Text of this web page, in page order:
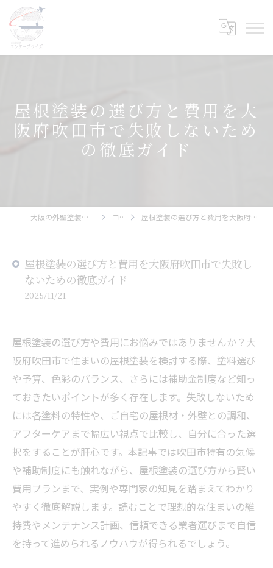
屋根塗装の選び方と費用を大
阪府吹田市で失敗しないため
の徹底ガイド
大阪の外壁塗装ならエンタープライズ コラム 屋根塗装の選び方と費用を大阪府吹田市で失敗しないための徹底ガイド
屋根塗装の選び方と費用を大阪府吹田市で失敗し
ないための徹底ガイド
2025/11/21
屋根塗装の選び方や費用にお悩みではありませんか？大
阪府吹田市で住まいの屋根塗装を検討する際、塗料選び
や予算、色彩のバランス、さらには補助金制度など知っ
ておきたいポイントが多く存在します。失敗しないため
には各塗料の特性や、ご自宅の屋根材・外壁との調和、
アフターケアまで幅広い視点で比較し、自分に合った選
択をすることが肝心です。本記事では吹田市特有の気候
や補助制度にも触れながら、屋根塗装の選び方から賢い
費用プランまで、実例や専門家の知見を踏まえてわかり
やすく徹底解説します。読むことで理想的な住まいの維
持費やメンテナンス計画、信頼できる業者選びまで自信
を持って進められるノウハウが得られるでしょう。